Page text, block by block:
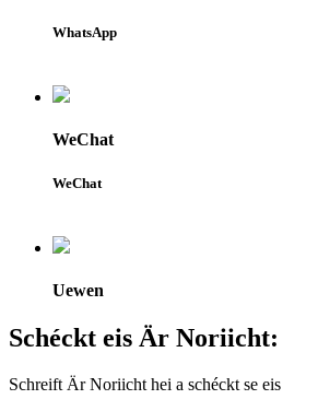
WhatsApp
WeChat
WeChat
Uewen
Schéckt eis Är Noriicht:
Schreift Är Noriicht hei a schéckt se eis